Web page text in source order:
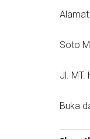
Alamat
Soto
Jl. MT.
Buka